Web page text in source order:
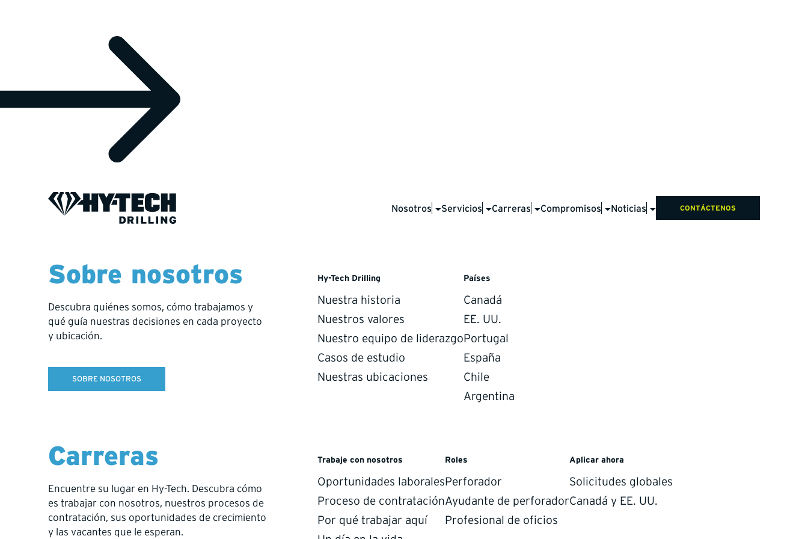
Nosotros Servicios Carreras Compromisos Noticias CONTÁCTENOS
Sobre nosotros
Descubra quiénes somos, cómo trabajamos y
qué guía nuestras decisiones en cada proyecto
y ubicación.
SOBRE NOSOTROS
Hy-Tech Drilling
Nuestra historia
Nuestros valores
Nuestro equipo de liderazgo
Casos de estudio
Nuestras ubicaciones
Países
Canadá
EE. UU.
Portugal
España
Chile
Argentina
Carreras
Encuentre su lugar en Hy-Tech. Descubra cómo
es trabajar con nosotros, nuestros procesos de
contratación, sus oportunidades de crecimiento
y las vacantes que le esperan.
Trabaje con nosotros
Oportunidades laborales
Proceso de contratación
Por qué trabajar aquí
Roles
Perforador
Ayudante de perforador
Profesional de oficios
Aplicar ahora
Solicitudes globales
Canadá y EE. UU.
24 DE JULIO DE 2025
Actualización sobre incidente